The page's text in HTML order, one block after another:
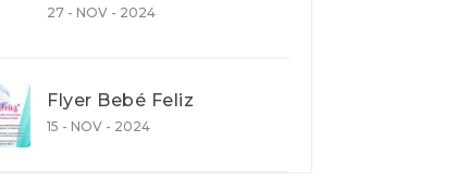
27 - NOV - 2024
Flyer Bebé Feliz
15 - NOV - 2024